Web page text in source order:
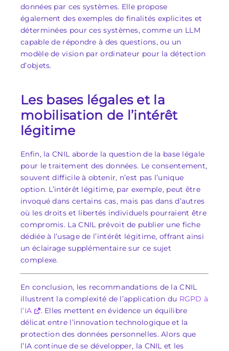
données par ces systèmes. Elle propose
également des exemples de finalités explicites et
déterminées pour ces systèmes, comme un LLM
capable de répondre à des questions, ou un
modèle de vision par ordinateur pour la détection
d’objets.
Les bases légales et la
mobilisation de l’intérêt
légitime
Enfin, la CNIL aborde la question de la base légale
pour le traitement des données. Le consentement,
souvent difficile à obtenir, n’est pas l’unique
option. L’intérêt légitime, par exemple, peut être
invoqué dans certains cas, mais pas dans d’autres
où les droits et libertés individuels pourraient être
compromis. La CNIL prévoit de publier une fiche
dédiée à l’usage de l’intérêt légitime, offrant ainsi
un éclairage supplémentaire sur ce sujet
complexe.
En conclusion, les recommandations de la CNIL
illustrent la complexité de l’application du RGPD à
l’IA
. Elles mettent en évidence un équilibre
délicat entre l’innovation technologique et la
protection des données personnelles. Alors que
l’IA continue de se développer, la CNIL et les